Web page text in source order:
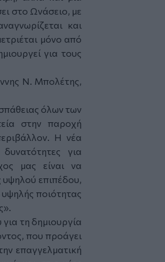
στο Ωνάσειο, με
και
μόνο από
για τους
Ν. Μπολέτης,
όλων των
στην παροχή
Η νέα
για
μας είναι να
επιπέδου,
ποιότητας
τη δημιουργία
που προάγει
επαγγελματική